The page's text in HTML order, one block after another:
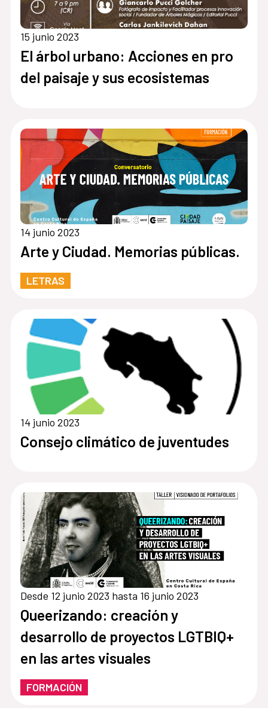
15 junio 2023
El árbol urbano: Acciones en pro
del paisaje y sus ecosistemas
14 junio 2023
Arte y Ciudad. Memorias públicas.
LETRAS
14 junio 2023
Consejo climático de juventudes
Desde 12 junio 2023 hasta 16 junio 2023
Queerizando: creación y
desarrollo de proyectos LGTBIQ+
en las artes visuales
FORMACIÓN